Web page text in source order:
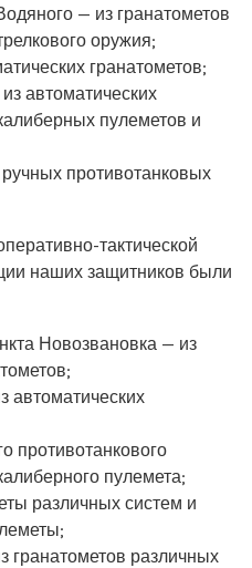
— из гранатометов
оружия;
гранатометов;
автоматических
пулеметов и
противотанковых
тактической
наших защитников были
Новозвановка — из
автоматических
противотанкового
пулемета;
различных систем и
различных